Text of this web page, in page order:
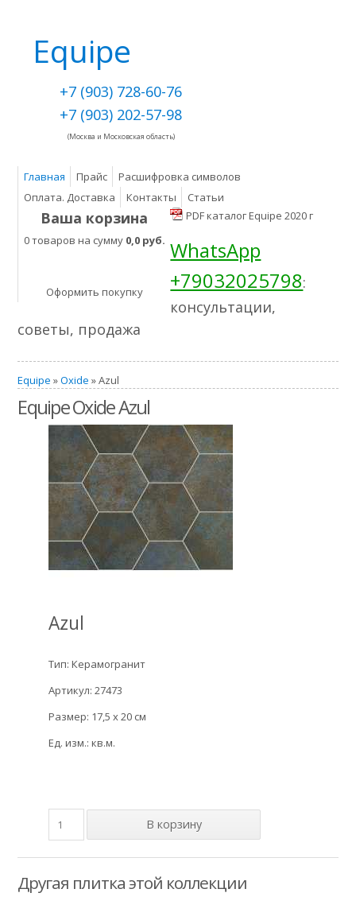
Equipe
+7 (903) 728-60-76
+7 (903) 202-57-98
(Москва и Московская область)
Главная Прайс
Расшифровка символов
Оплата. Доставка
Контакты Статьи
Ваша корзина
0 товаров на сумму 0,0 руб.
Оформить покупку
PDF каталог Equipe 2020 г
WhatsApp
+79032025798:
консультации,
советы, продажа
Equipe »Oxide » Azul
Equipe Oxide Azul
Azul
Тип: Керамогранит
Артикул: 27473
Размер: 17,5 x 20 см
Ед. изм.: кв.м.
Другая плитка этой коллекции